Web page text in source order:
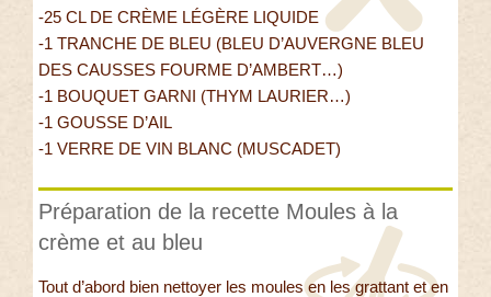
-25 CL DE CRÈME LÉGÈRE LIQUIDE
-1 TRANCHE DE BLEU (BLEU D’AUVERGNE BLEU
DES CAUSSES FOURME D’AMBERT…)
-1 BOUQUET GARNI (THYM LAURIER…)
-1 GOUSSE D’AIL
-1 VERRE DE VIN BLANC (MUSCADET)
Préparation de la recette Moules à la
crème et au bleu
Tout d’abord bien nettoyer les moules en les grattant et en